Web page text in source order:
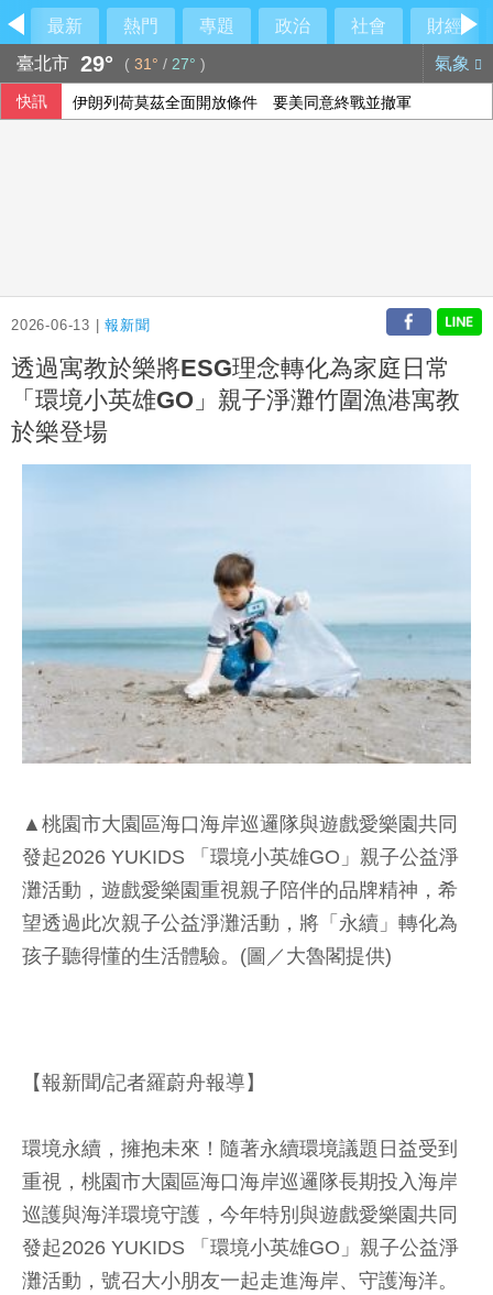
最新 熱門 專題 政治 社會
財經
臺北市 29° ( 31° / 27° ) 氣象
快訊 伊朗列荷莫茲全面開放條件 要美同意終戰並撤軍
2026-06-13 |報新聞
透過寓教於樂將ESG理念轉化為家庭日常
「環境小英雄GO」親子淨灘竹圍漁港寓教
於樂登場
▲桃園市大園區海口海岸巡邏隊與遊戲愛樂園共同
發起2026 YUKIDS 「環境小英雄GO」親子公益淨
灘活動，遊戲愛樂園重視親子陪伴的品牌精神，希
望透過此次親子公益淨灘活動，將「永續」轉化為
孩子聽得懂的生活體驗。(圖／大魯閣提供)
【報新聞/記者羅蔚舟報導】
環境永續，擁抱未來！隨著永續環境議題日益受到
重視，桃園市大園區海口海岸巡邏隊長期投入海岸
巡護與海洋環境守護，今年特別與遊戲愛樂園共同
發起2026 YUKIDS 「環境小英雄GO」親子公益淨
灘活動，號召大小朋友一起走進海岸、守護海洋。